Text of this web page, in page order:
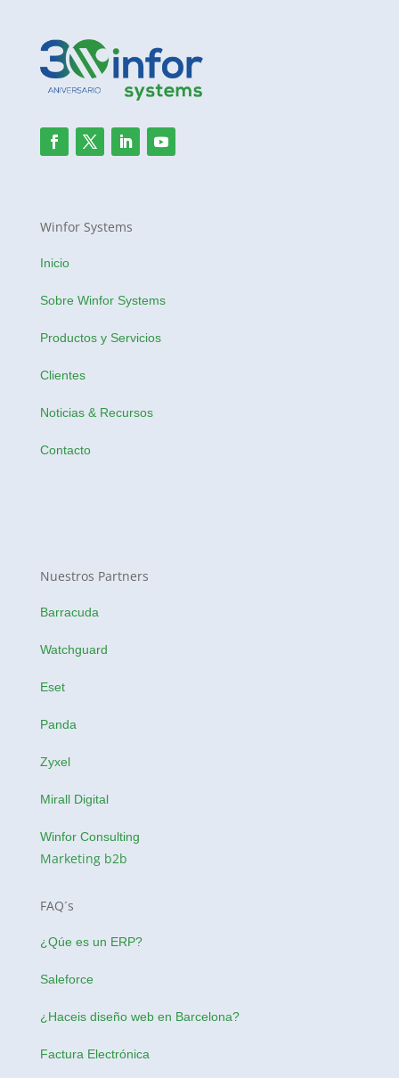
Winfor Systems
Inicio
Sobre Winfor Systems
Productos y Servicios
Clientes
Noticias & Recursos
Contacto
Nuestros Partners
Barracuda
Watchguard
Eset
Panda
Zyxel
Mirall Digital
Winfor Consulting
Marketing b2b
FAQ´s
¿Qúe es un ERP?
Saleforce
¿Haceis diseño web en Barcelona?
Factura Electrónica